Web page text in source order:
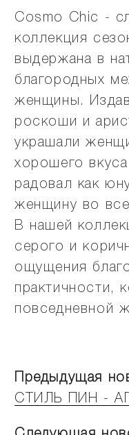
Cosmo Chic -
коллекция
выдержана в
благородных
женщины.
роскоши и
украшали
хорошего
радовал как
женщину во
В нашей
серого и
ощущения
практичности,
повседневной
Предыдущая
СТИЛЬ ПИН - АП